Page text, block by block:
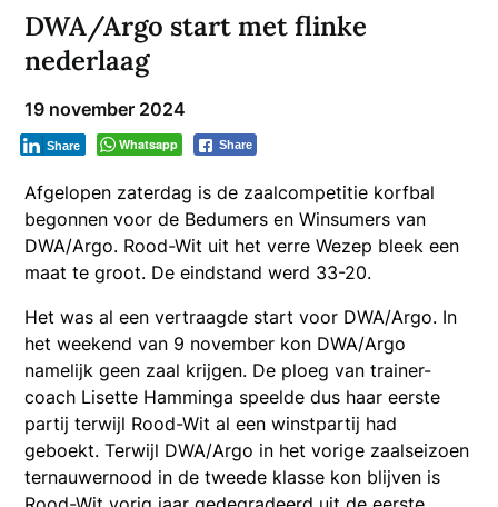
DWA/Argo start met flinke
nederlaag
19 november 2024
Whatsapp Share
Share
Afgelopen zaterdag is de zaalcompetitie korfbal
begonnen voor de Bedumers en Winsumers van
DWA/Argo. Rood-Wit uit het verre Wezep bleek een
maat te groot. De eindstand werd 33-20.
Het was al een vertraagde start voor DWA/Argo. In
het weekend van 9 november kon DWA/Argo
namelijk geen zaal krijgen. De ploeg van trainer-
coach Lisette Hamminga speelde dus haar eerste
partij terwijl Rood-Wit al een winstpartij had
geboekt. Terwijl DWA/Argo in het vorige zaalseizoen
ternauwernood in de tweede klasse kon blijven is